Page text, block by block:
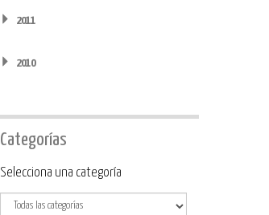
2011
2010
Categorías
Categoría
Selecciona una categoría